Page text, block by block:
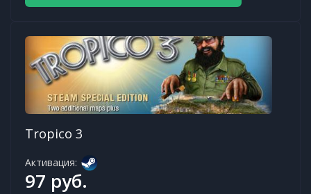
Tropico 3
Активация:
97 руб.